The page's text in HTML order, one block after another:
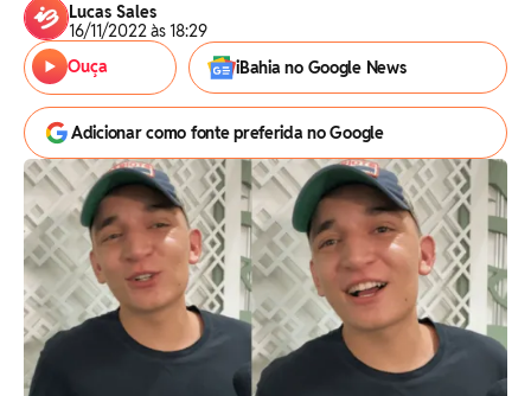
Lucas Sales
16/11/2022 às 18:29
Ouça
iBahia no Google News
Adicionar como fonte preferida no Google